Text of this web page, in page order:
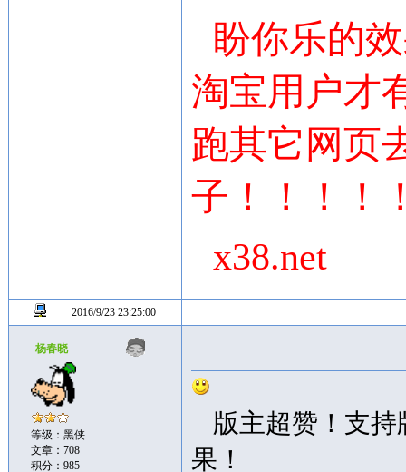
盼你乐的
淘宝用户才
跑其它网页
子！！！！
x38.net
2016/9/23 23:25:00
杨春晓
等级：黑侠
文章：708
积分：985
版主超赞！支
果！